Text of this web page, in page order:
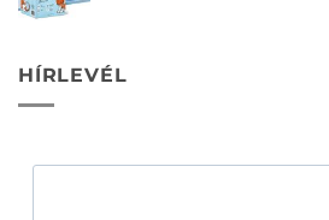
HÍRLEVÉL